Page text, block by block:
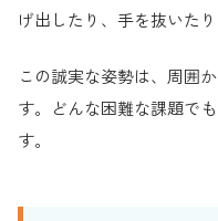
げ出したり、手を抜いた
この誠実な姿勢は、周囲
す。どんな困難な課題で
す。